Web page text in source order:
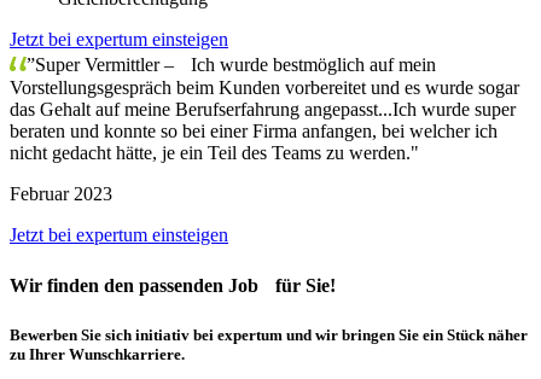
Jetzt bei expertum einsteigen
”Super Vermittler – Ich wurde bestmöglich auf mein
Vorstellungsgespräch beim Kunden vorbereitet und es wurde sogar
das Gehalt auf meine Berufserfahrung angepasst...Ich wurde super
beraten und konnte so bei einer Firma anfangen, bei welcher ich
nicht gedacht hätte, je ein Teil des Teams zu werden."
Februar 2023
Jetzt bei expertum einsteigen
Wir finden den passenden Job für Sie!
Bewerben Sie sich initiativ bei expertum und wir bringen Sie ein Stück näher
zu Ihrer Wunschkarriere.